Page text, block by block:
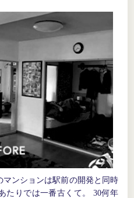
マンションは駅前の開発と同時
たりでは一番古くて。 30何年